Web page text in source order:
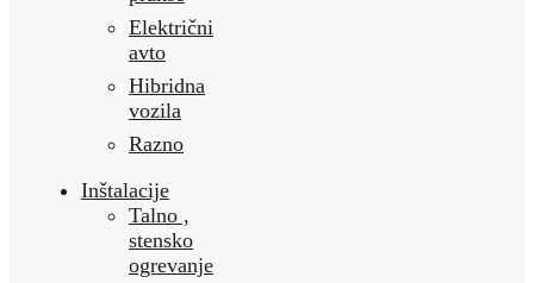
Električni
avto
Hibridna
vozila
Razno
Inštalacije
Talno ,
stensko
ogrevanje